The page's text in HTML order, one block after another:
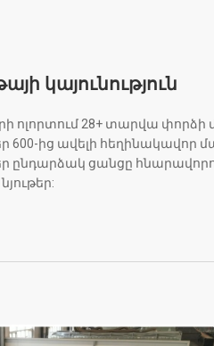
կայունություն
ոլորտում 28+ տարվա փորձի
600-ից ավելի
ընդարձակ ցանցը